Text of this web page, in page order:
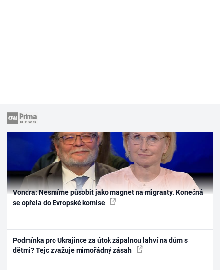
Vondra: Nesmíme působit jako magnet na migranty. Konečná
se opřela do Evropské komise
Podmínka pro Ukrajince za útok zápalnou lahví na dům s
dětmi? Tejc zvažuje mimořádný zásah